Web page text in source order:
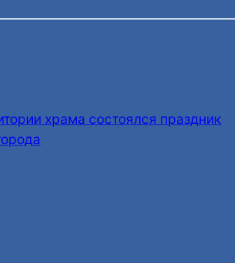
храма состоялся праздник